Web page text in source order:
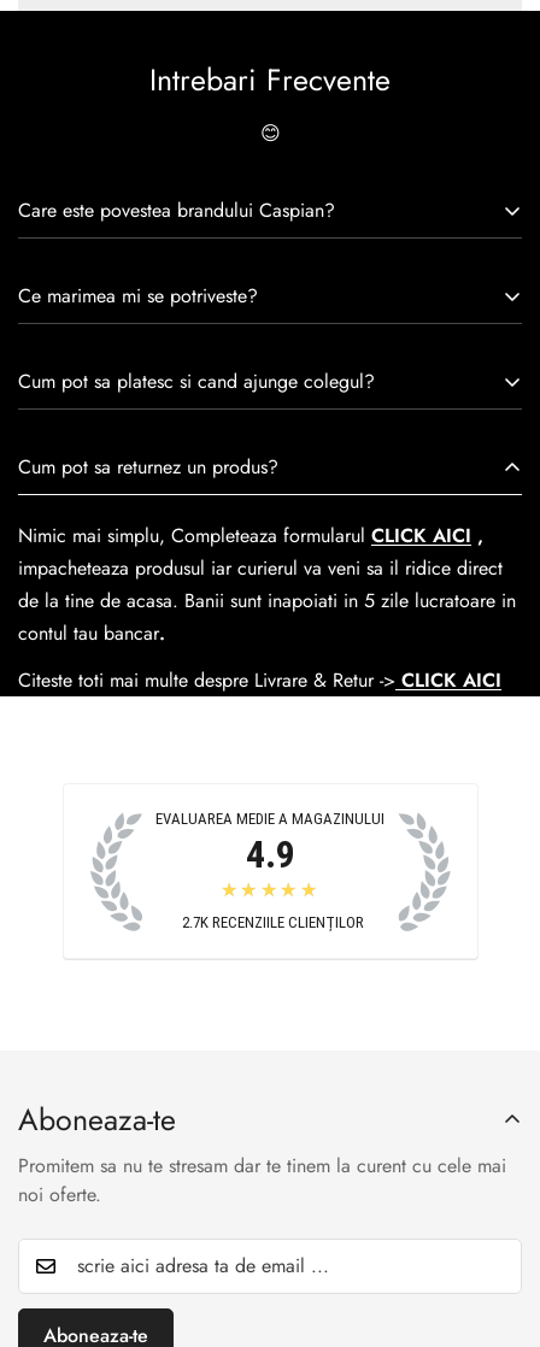
Intrebari Frecvente
😊
Care este povestea brandului Caspian?
experiență de peste 30 de ani în industria modei, Caspian se
satisfacția clienților.Fiecare pereche de încălțăminte Caspian
este creată cu mândrie de meșteri pricepuți, care aduc la
trecerea timpului.
Ce marimea mi se potriveste?
Cum pot sa platesc si cand ajunge colegul?
medie livrarea dureaza 1-2 zilelucratoare prin
Easybox-ul Emag.
Cosul de livrareeste 15 lei pentru o comanda mai mica de
390 lei si Gratuit pentru o comanda de peste 390 lei.
Cum pot sa returnez un produs?
Nimic mai simplu, Completeaza formularul CLICK AICI ,
impacheteaza produsul iar curierul va veni sa il ridice direct
de la tine de acasa. Banii sunt inapoiati in 5 zile lucratoare in
contul tau bancar.
Citeste toti mai multe despre Livrare & Retur -> CLICK AICI
EVALUAREA MEDIE A MAGAZINULUI
4.9
★★★★★
2.7K RECENZIILE CLIENȚILOR
Aboneaza-te
Promitem sa nu te stresam dar te tinem la curent cu cele mai
noi oferte.
Aboneaza-te